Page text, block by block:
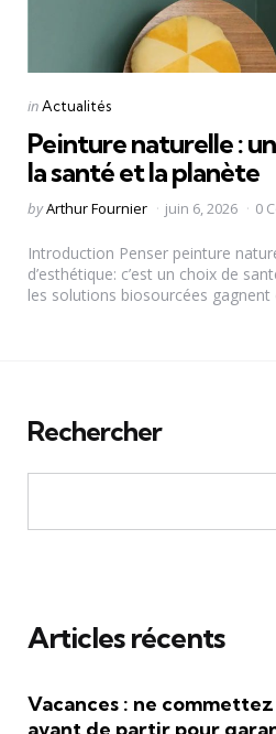
Categories
Posted
inActualités
Peinture naturelle :
la santé et la planète
Posted
byArthur Fournier juin 6, 2026 0
Introduction Penser peinture
d’esthétique: c’est un choix de
les solutions biosourcées gagnent
Rechercher
Articles récents
Vacances : ne
avant de partir pour